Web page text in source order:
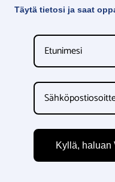
Täytä tietosi ja saat
Kyllä, haluan